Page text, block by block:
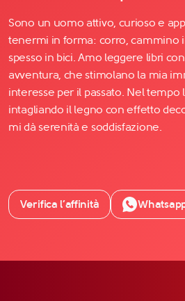
Sono un uomo attivo, curioso e
tenermi in forma: corro, cammino
spesso in bici. Amo leggere libri
avventura, che stimolano la mia
interesse per il passato. Nel tempo
intagliando il legno con effetto
mi dà serenità e soddisfazione.
Verifica l’affinità